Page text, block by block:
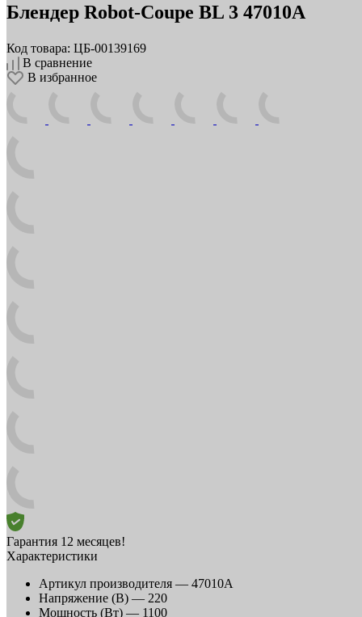
Блендер Robot-Coupe BL 3 47010A
Код товара: ЦБ-00139169
В сравнение
В избранное
Гарантия 12 месяцев!
Характеристики
Артикул производителя — 47010A
Напряжение (В) — 220
Мощность (Вт) — 1100